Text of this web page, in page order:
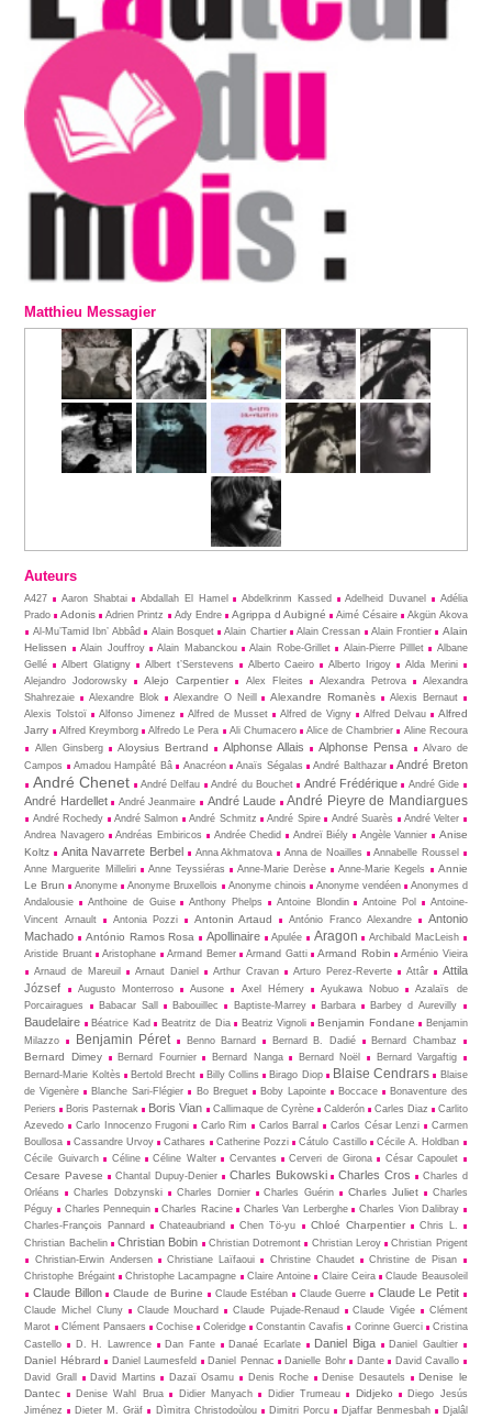
Matthieu Messagier
Auteurs
A427 Aaron Shabtai Abdallah El Hamel Abdelkrinm Kassed Adelheid Duvanel
Adélia
Prado
Adonis Adrien Printz Ady Endre Agrippa d Aubigné Aimé Césaire
Akgün Akova
Al-Mu’Tamid Ibn’ Abbâd
Alain Bosquet Alain Chartier Alain Cressan Alain Frontier
Alain
Helissen
Alain Jouffroy Alain Mabanckou Alain Robe-Grillet Alain-Pierre Pilllet
Albane
Gellé
Albert Glatigny Albert t’Serstevens Alberto Caeiro Alberto Irigoy
Alda Merini
Alejandro Jodorowsky
Alejo Carpentier Alex Fleites Alexandra Petrova
Alexandra
Shahrezaie
Alexandre Blok Alexandre O Neill Alexandre Romanès
Alexis Bernaut
Alexis Tolstoï
Alfonso Jimenez Alfred de Musset Alfred de Vigny Alfred Delvau
Alfred
Jarry
Alfred Kreymborg Alfredo Le Pera Ali Chumacero Alice de Chambrier
Aline Recoura
Allen Ginsberg
Aloysius Bertrand Alphonse Allais Alphonse Pensa
Alvaro de
Campos
Amadou Hampâté Bâ Anacréon Anaïs Ségalas André Balthazar André Breton
André Chenet André Delfau André du Bouchet André Frédérique André Gide
André Hardellet André Jeanmaire André Laude André Pieyre de Mandiargues
André Rochedy André Salmon André Schmitz André Spire André Suarès
André Velter
Andrea Navagero
Andréas Embiricos Andrée Chedid Andreï Biély Angèle Vannier
Anise
Koltz
Anita Navarrete Berbel Anna Akhmatova Anna de Noailles
Annabelle Roussel
Anne Marguerite Milleliri
Anne Teyssiéras Anne-Marie Derèse Anne-Marie Kegels
Annie
Le Brun
Anonyme Anonyme Bruxellois Anonyme chinois Anonyme vendéen
Anonymes d
Andalousie
Anthoine de Guise Anthony Phelps Antoine Blondin Antoine Pol
Antoine-
Vincent Arnault
Antonia Pozzi Antonin Artaud António Franco Alexandre
Antonio
Machado
António Ramos Rosa Apollinaire Apulée Aragon
Archibald MacLeish
Aristide Bruant
Aristophane Armand Bemer Armand Gatti Armand Robin
Arménio Vieira
Arnaud de Mareuil
Arnaut Daniel Arthur Cravan Arturo Perez-Reverte Attâr
Attila
József
Augusto Monterroso Ausone Axel Hémery Ayukawa Nobuo
Azalaïs de
Porcairagues
Babacar Sall Babouillec Baptiste-Marrey Barbara Barbey d Aurevilly
Baudelaire Béatrice Kad Beatritz de Dia Beatriz Vignoli Benjamin Fondane
Benjamin
Milazzo
Benjamin Péret Benno Barnard Bernard B. Dadié Bernard Chambaz
Bernard Dimey Bernard Fournier Bernard Nanga Bernard Noël
Bernard Vargaftig
Bernard-Marie Koltès
Bertold Brecht Billy Collins Birago Diop Blaise Cendrars
Blaise
de Vigenère
Blanche Sari-Flégier Bo Breguet Boby Lapointe Boccace
Bonaventure des
Periers
Boris Pasternak Boris Vian Callimaque de Cyrène Cal­derón Carles Diaz
Carlito
Azevedo
Carlo Innocenzo Frugoni Carlo Rim Carlos Barral Carlos César Lenzi
Carmen
Boullosa
Cassandre Urvoy Cathares Catherine Pozzi Cátulo Castillo
Cécile A. Holdban
Cécile Guivarch
Céline Céline Walter Cervantes Cerveri de Girona César Capoulet
Cesare Pavese Chantal Dupuy-Denier Charles Bukowski Charles Cros
Charles d
Orléans
Charles Dobzynski Charles Dornier Charles Guérin Charles Juliet
Charles
Péguy
Charles Pennequin Charles Racine Charles Van Lerberghe
Charles Vion Dalibray
Charles-François Pannard
Chateaubriand Chen Tö-yu Chloé Charpentier
Chris L.
Christian Bachelin
Christian Bobin Christian Dotremont Christian Leroy
Christian Prigent
Christian-Erwin Andersen
Christiane Laïfaoui Christine Chaudet
Christine de Pisan
Christophe Brégaint
Christophe Lacampagne Claire Antoine Claire Ceira Claude Beausoleil
Claude Billon Claude de Burine Claude Estéban Claude Guerre Claude Le Petit
Claude Michel Cluny Claude Mouchard Claude Pujade-Renaud Claude Vigée
Clément
Marot
Clément Pansaers Cochise Coleridge Constantin Cavafis Corinne Guerci
Cristina
Castello
D. H. Lawrence Dan Fante Danaé Ecarlate Daniel Biga Daniel Gaultier
Daniel Hébrard Daniel Laumesfeld Daniel Pennac Danielle Bohr Dante
David Cavallo
David Grall
David Martins Dazaï Osamu Denis Roche Denise Desautels
Denise le
Dantec
Denise Wahl Brua Didier Manyach Didier Trumeau Didjeko
Diego Jesús
Jiménez
Dieter M. Gräf Dìmitra Christodoùlou Dimitri Porcu Djaffar Benmesbah Djalâl